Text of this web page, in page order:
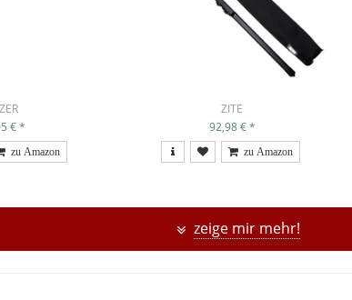
€*
ZITE
92,98 €*
zeige mir mehr!